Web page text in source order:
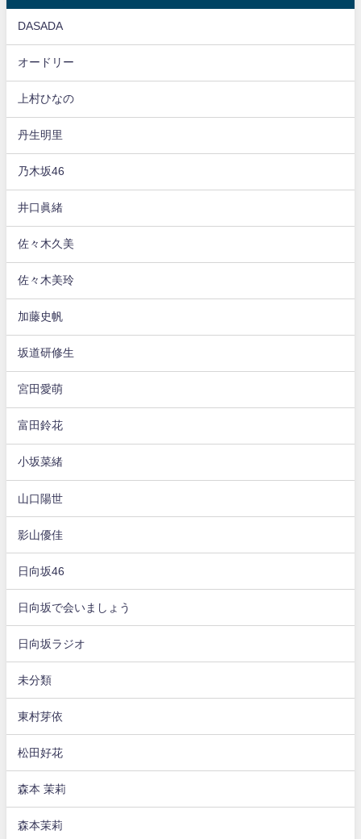
DASADA
オードリー
上村ひなの
丹生明里
乃木坂46
井口眞緒
佐々木久美
佐々木美玲
加藤史帆
坂道研修生
宮田愛萌
富田鈴花
小坂菜緒
山口陽世
影山優佳
日向坂46
日向坂で会いましょう
日向坂ラジオ
未分類
東村芽依
松田好花
森本 茉莉
森本茉莉